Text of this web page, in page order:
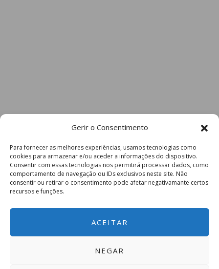
Gerir o Consentimento
Para fornecer as melhores experiências, usamos tecnologias como
cookies para armazenar e/ou aceder a informações do dispositivo.
Consentir com essas tecnologias nos permitirá processar dados, como
comportamento de navegação ou IDs exclusivos neste site. Não
consentir ou retirar o consentimento pode afetar negativamante certos
recursos e funções.
ACEITAR
NEGAR